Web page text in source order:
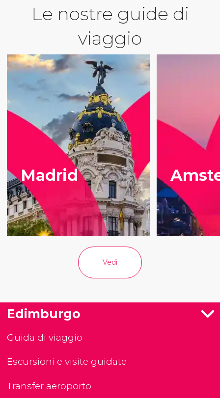
Le nostre guide di
viaggio
Madrid
Vedi
Edimburgo
Guida di viaggio
Escursioni e visite guidate
Transfer aeroporto